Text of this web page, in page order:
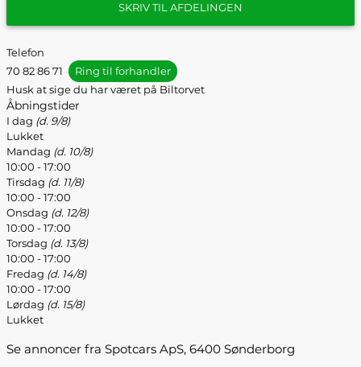
SKRIV TIL AFDELINGEN
Telefon
70 82 86 71
Ring til forhandler
Husk at sige du har været på Biltorvet
Åbningstider
I dag (d. 9/8)
Lukket
Mandag (d. 10/8)
10:00 - 17:00
Tirsdag (d. 11/8)
10:00 - 17:00
Onsdag (d. 12/8)
10:00 - 17:00
Torsdag (d. 13/8)
10:00 - 17:00
Fredag (d. 14/8)
10:00 - 17:00
Lørdag (d. 15/8)
Lukket
Se annoncer fra Spotcars ApS, 6400 Sønderborg